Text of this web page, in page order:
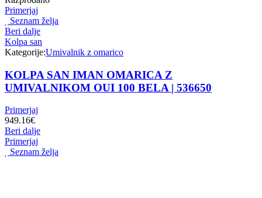
Primerjaj
Seznam želja
Beri dalje
Kolpa san
Kategorije:Umivalnik z omarico
KOLPA SAN IMAN OMARICA Z
UMIVALNIKOM OUI 100 BELA | 536650
Primerjaj
949.16€
Beri dalje
Primerjaj
Seznam želja